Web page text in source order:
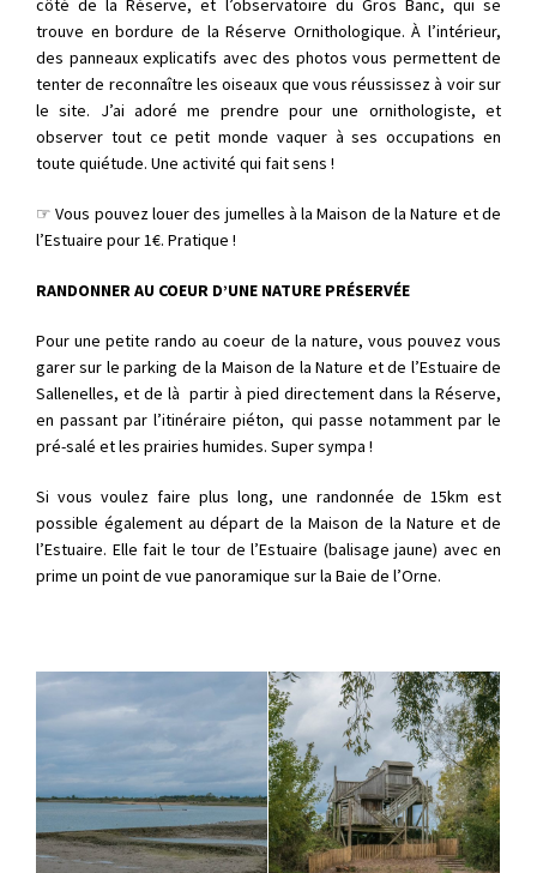
côté de la Réserve, et l’observatoire du Gros Banc, qui se
trouve en bordure de la Réserve Ornithologique. À l’intérieur,
des panneaux explicatifs avec des photos vous permettent de
tenter de reconnaître les oiseaux que vous réussissez à voir sur
le site. J’ai adoré me prendre pour une ornithologiste, et
observer tout ce petit monde vaquer à ses occupations en
toute quiétude. Une activité qui fait sens !
☞ Vous pouvez louer des jumelles à la Maison de la Nature et de
l’Estuaire pour 1€. Pratique !
RANDONNER AU COEUR D’UNE NATURE PRÉSERVÉE
Pour une petite rando au coeur de la nature, vous pouvez vous
garer sur le parking de la Maison de la Nature et de l’Estuaire de
Sallenelles, et de là partir à pied directement dans la Réserve,
en passant par l’itinéraire piéton, qui passe notamment par le
pré-salé et les prairies humides. Super sympa !
Si vous voulez faire plus long, une randonnée de 15km est
possible également au départ de la Maison de la Nature et de
l’Estuaire. Elle fait le tour de l’Estuaire (balisage jaune) avec en
prime un point de vue panoramique sur la Baie de l’Orne.